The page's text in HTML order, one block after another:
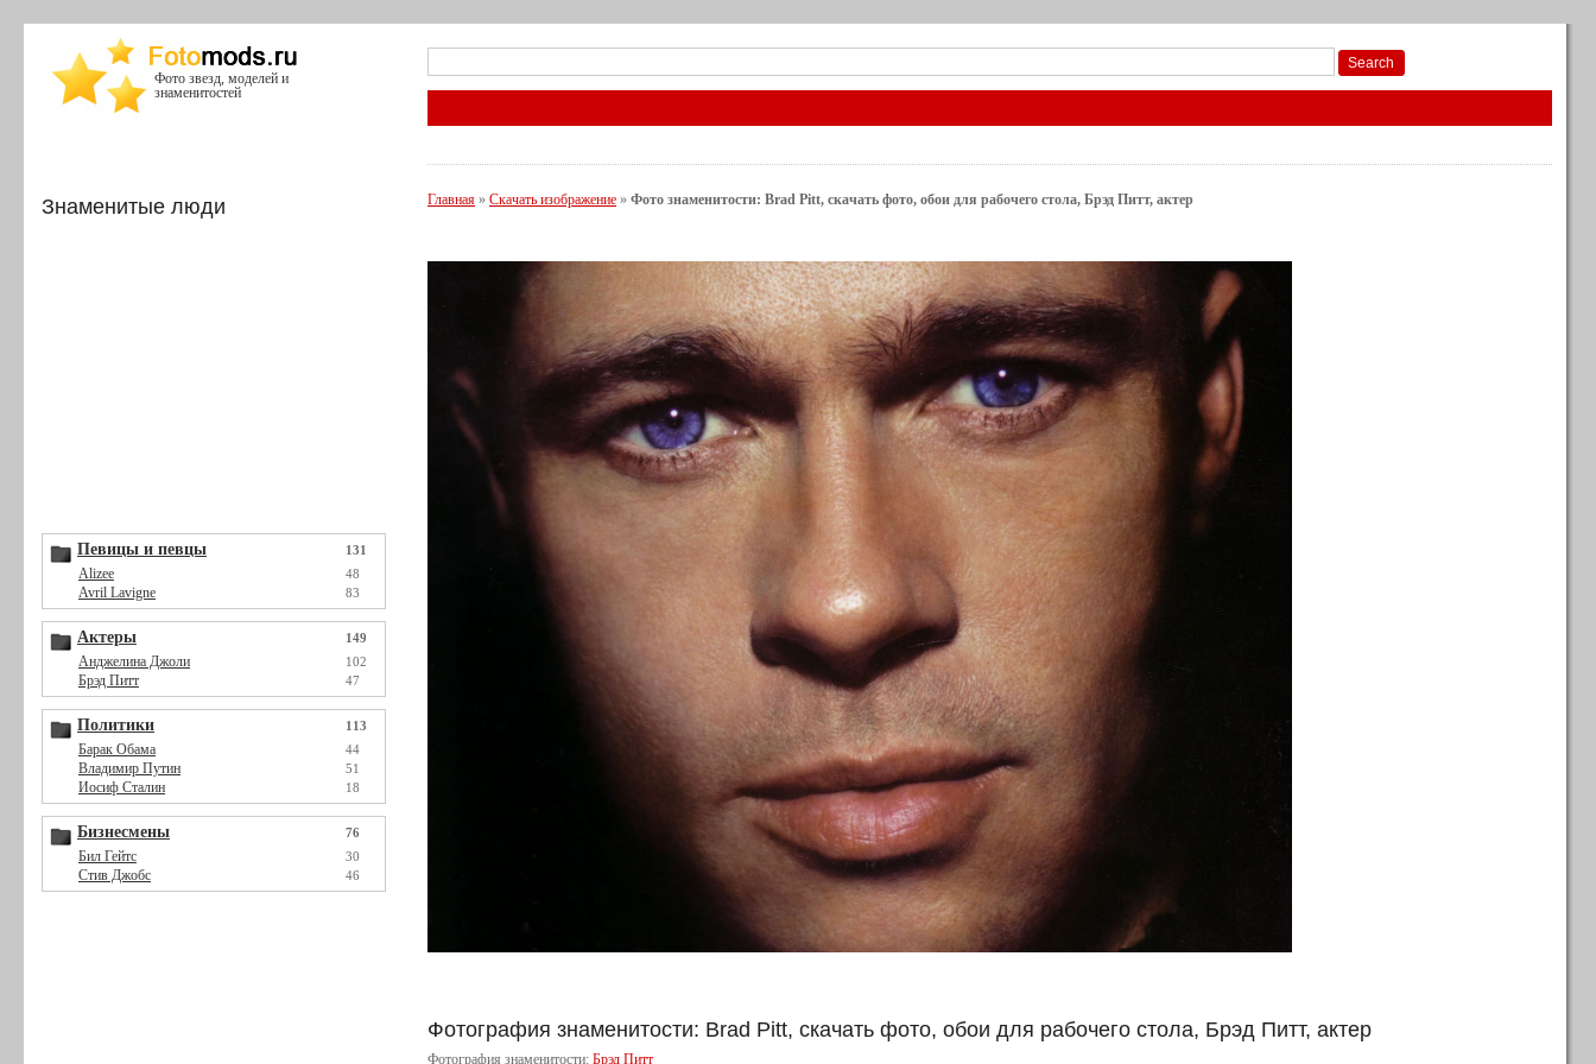
Фото звезд, моделей и
знаменитостей
Знаменитые люди
Певицы и певцы 131
Alizee 48
Avril Lavigne 83
Актеры 149
Анджелина Джоли 102
Брэд Питт 47
Политики 113
Барак Обама 44
Владимир Путин 51
Иосиф Сталин 18
Бизнесмены 76
Бил Гейтс 30
Стив Джобс 46
Главная » Скачать изображение » Фото знаменитости: Brad Pitt, скачать фото, обои для рабочего стола, Брэд Питт, актер
Фотография знаменитости: Brad Pitt, скачать фото, обои для рабочего стола, Брэд Питт, актер
Фотография знаменитости: Брэд Питт